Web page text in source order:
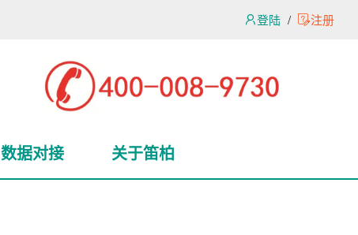
登陆 / 注册
数据对接 关于笛柏